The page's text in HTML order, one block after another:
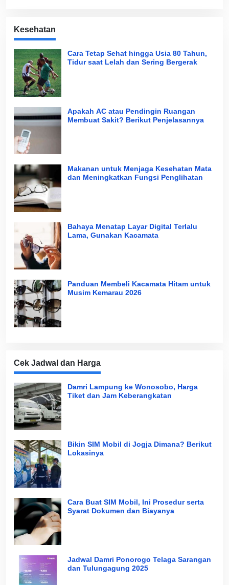
Kesehatan
Cara Tetap Sehat hingga Usia 80 Tahun,
Tidur saat Lelah dan Sering Bergerak
Apakah AC atau Pendingin Ruangan
Membuat Sakit? Berikut Penjelasannya
Makanan untuk Menjaga Kesehatan Mata
dan Meningkatkan Fungsi Penglihatan
Bahaya Menatap Layar Digital Terlalu
Lama, Gunakan Kacamata
Panduan Membeli Kacamata Hitam untuk
Musim Kemarau 2026
Cek Jadwal dan Harga
Damri Lampung ke Wonosobo, Harga
Tiket dan Jam Keberangkatan
Bikin SIM Mobil di Jogja Dimana? Berikut
Lokasinya
Cara Buat SIM Mobil, Ini Prosedur serta
Syarat Dokumen dan Biayanya
Jadwal Damri Ponorogo Telaga Sarangan
dan Tulungagung 2025